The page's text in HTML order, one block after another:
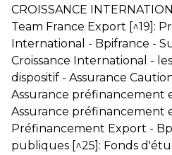
CROISSANCE
Team France Export [^19]:
International - Bpifrance -
Croissance International -
dispositif - Assurance
Assurance préfinancement
Assurance préfinancement
Préfinancement Export -
publiques [^25]: Fonds